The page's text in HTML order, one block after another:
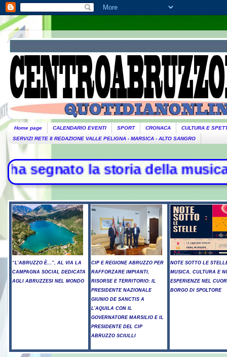
Home page CALENDARIO EVENTI SPORT CRONACA
CULTURA E
SERVIZI RETE 8 REDAZIONE VALLE PELIGNA - MARSICA - ALTO SANGRO
storia della musica -
“L’ABRUZZO È…”, AL VIA LA
CAMPAGNA SOCIAL DEDICATA
AGLI ABRUZZESI NEL MONDO
CIP E REGIONE ABRUZZO PER
RAFFORZARE IMPIANTI,
RISORSE E TERRITORIO: IL
PRESIDENTE NAZIONALE
GIUNIO DE SANCTIS A
L’AQUILA CON IL
GOVERNATORE MARSILIO E IL
PRESIDENTE DEL CIP
ABRUZZO SCIULLI
NOTE SOTTO LE
MUSICA, CULTURA E
ESPERIENZE NEL
BORGO DI SPOLTORE